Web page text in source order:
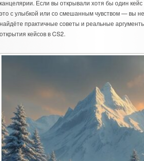
Если вы открывали хотя бы один
с улыбкой или со смешанным чувством — вы
практичные советы и реальные
кейсов в CS2.